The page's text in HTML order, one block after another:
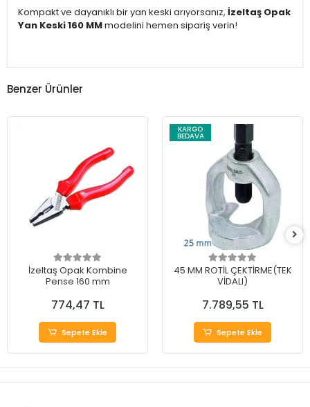
Kompakt ve dayanıklı bir yan keski arıyorsanız, İzeltaş Opak
Yan Keski 160 MMmodelini hemen sipariş verin!
Benzer Ürünler
İzeltaş Opak Kombine
Pense 160 mm
774,47 TL
Sepete Ekle
KARGO
BEDAVA
45 MM ROTİL ÇEKTİRME(TEK
VİDALI)
7.789,55 TL
Sepete Ekle